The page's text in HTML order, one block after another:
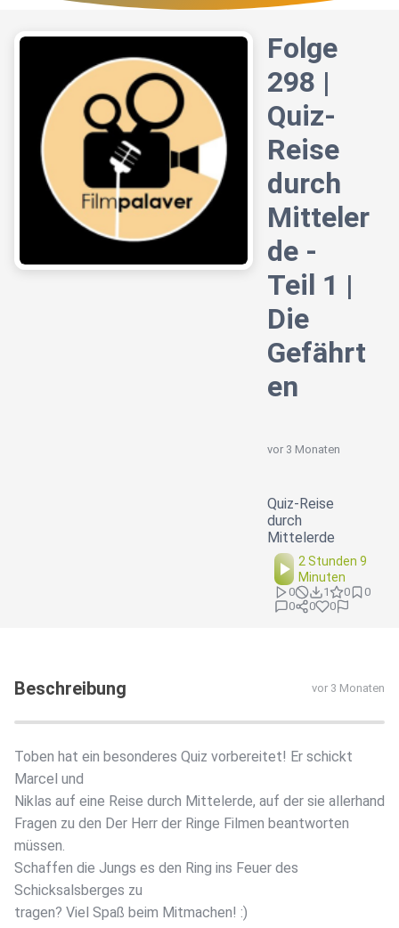
Folge
298 |
Quiz-
Reise
durch
Mitteler
de -
Teil 1 |
Die
Gefährt
en
vor 3 Monaten
Quiz-Reise
durch
Mittelerde
2 Stunden 9
Minuten
0 1 0
0
0
0 0
Beschreibung vor 3 Monaten
Toben hat ein besonderes Quiz vorbereitet! Er schickt
Marcel und
Niklas auf eine Reise durch Mittelerde, auf der sie allerhand
Fragen zu den Der Herr der Ringe Filmen beantworten
müssen.
Schaffen die Jungs es den Ring ins Feuer des
Schicksalsberges zu
tragen? Viel Spaß beim Mitmachen! :)